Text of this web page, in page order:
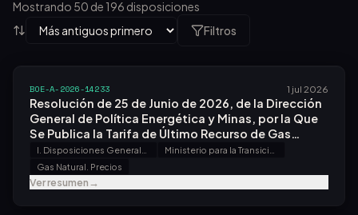
Mostrando 50 de 196 disposiciones
Filtros
BOE-A-2026-14233 1 jul 2026
Resolución de 25 de Junio de 2026, de la Dirección
General de Política Energética y Minas, por la Que
Se Publica la Tarifa de Último Recurso de Gas
Natural.
Gas Natural. Precios
Ver resumen→